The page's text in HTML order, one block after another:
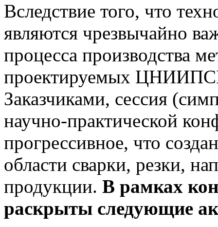
Вследствие того, что
являются чрезвычайно
процесса производства
проектируемых
Заказчиками, сессия
научно-практической
прогрессивное, что
области сварки, резки,
продукции. В рамках
раскрыты следующие